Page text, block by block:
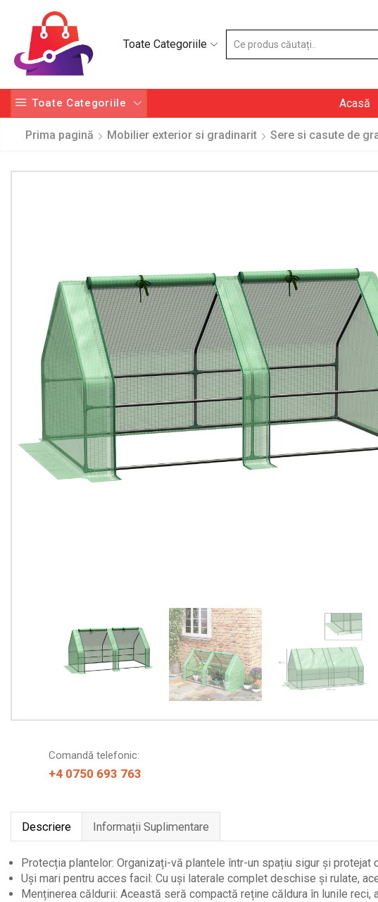
Toate Categoriile
Toate Categoriile Acasă
Prima pagină Mobilier exterior si gradinarit Sere si casute de
Comandă telefonic:
+4 0750 693 763
Descriere Informații Suplimentare
Protecția plantelor: Organizați-vă plantele într-un spațiu sigur și
Uși mari pentru acces facil: Cu uși laterale complet deschise și rulate,
Menținerea căldurii: Această seră compactă reține căldura în lunile